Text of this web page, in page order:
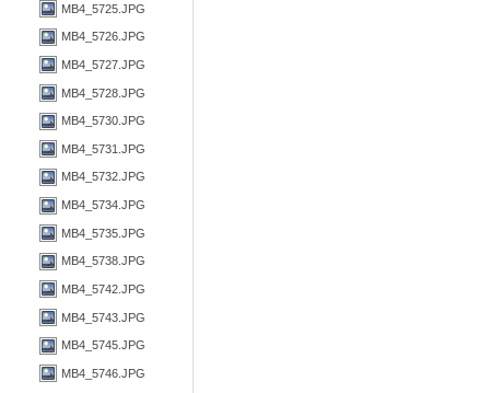
MB4_5725.JPG
MB4_5726.JPG
MB4_5727.JPG
MB4_5728.JPG
MB4_5730.JPG
MB4_5731.JPG
MB4_5732.JPG
MB4_5734.JPG
MB4_5735.JPG
MB4_5738.JPG
MB4_5742.JPG
MB4_5743.JPG
MB4_5745.JPG
MB4_5746.JPG